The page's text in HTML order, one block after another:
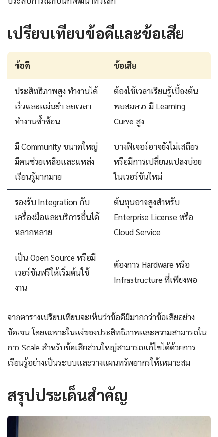
เปรียบเทียบข้อดีและข้อเสีย
ข้อดี ข้อเสีย
ประสิทธิภาพสูง ทำงานได้
เร็วและแม่นยำ ลดเวลา
ทำงานซ้ำซ้อน
ต้องใช้เวลาเรียนรู้เบื้องต้น
พอสมควร มี Learning
Curve สูง
มี Community ขนาดใหญ่
มีคนช่วยเหลือและแหล่ง
เรียนรู้มากมาย
บางฟีเจอร์อาจยังไม่เสถียร
หรือมีการเปลี่ยนแปลงบ่อย
ในเวอร์ชันใหม่
รองรับ Integration กับ
เครื่องมือและบริการอื่นได้
หลากหลาย
ต้นทุนอาจสูงสำหรับ
Enterprise License หรือ
Cloud Service
เป็น Open Source หรือมี
เวอร์ชันฟรีให้เริ่มต้นใช้
งาน
ต้องการ Hardware หรือ
Infrastructure ที่เพียงพอ
จากตารางเปรียบเทียบจะเห็นว่าข้อดีมีมากกว่าข้อเสียอย่าง
ชัดเจน โดยเฉพาะในแง่ของประสิทธิภาพและความสามารถใน
การ Scale สำหรับข้อเสียส่วนใหญ่สามารถแก้ไขได้ด้วยการ
เรียนรู้อย่างเป็นระบบและวางแผนทรัพยากรให้เหมาะสม
สรุปประเด็นสำคัญ